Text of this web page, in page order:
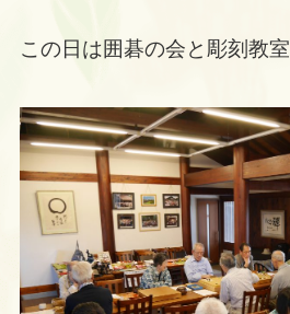
この日は囲碁の会と彫刻教室